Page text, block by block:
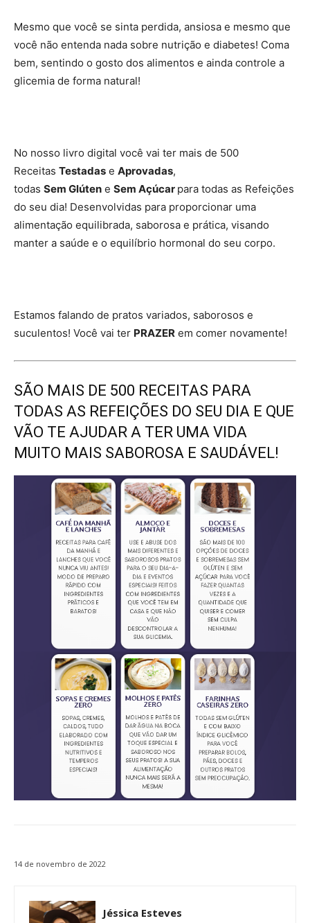
Mesmo que você se sinta perdida, ansiosa e mesmo que
você não entenda nada sobre nutrição e diabetes! Coma
bem, sentindo o gosto dos alimentos e ainda controle a
glicemia de forma natural!
No nosso livro digital você vai ter mais de 500
Receitas Testadas e Aprovadas,
todas Sem Glúten e Sem Açúcar para todas as Refeições
do seu dia! Desenvolvidas para proporcionar uma
alimentação equilibrada, saborosa e prática, visando
manter a saúde e o equilíbrio hormonal do seu corpo.
Estamos falando de pratos variados, saborosos e
suculentos! Você vai ter PRAZER em comer novamente!
SÃO MAIS DE 500 RECEITAS PARA
TODAS AS REFEIÇÕES DO SEU DIA E QUE
VÃO TE AJUDAR A TER UMA VIDA
MUITO MAIS SABOROSA E SAUDÁVEL!
14 de novembro de 2022
Jéssica Esteves